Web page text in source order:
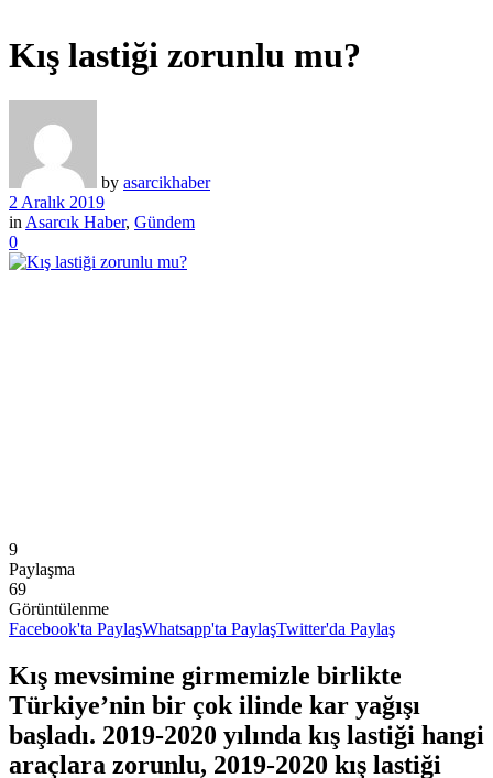
Kış lastiği zorunlu mu?
by asarcikhaber
2 Aralık 2019
in Asarcık Haber, Gündem
0
9
Paylaşma
69
Görüntülenme
Facebook'ta PaylaşWhatsapp'ta PaylaşTwitter'da Paylaş
Kış mevsimine girmemizle birlikte
Türkiye’nin bir çok ilinde kar yağışı
başladı. 2019-2020 yılında kış lastiği hangi
araçlara zorunlu, 2019-2020 kış lastiği